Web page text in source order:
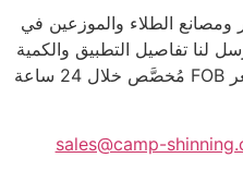
الطلاء والموزعين في
لنا تفاصيل التطبيق والكمية
المطلوبة للحصول على عرض سعر FOB مُخصَّص خلال 24 ساعة
sales@camp-